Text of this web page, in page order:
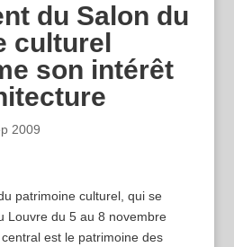
du Salon du
culturel
son intérêt
2009
patrimoine culturel, qui se
Louvre du 5 au 8 novembre
est le patrimoine des